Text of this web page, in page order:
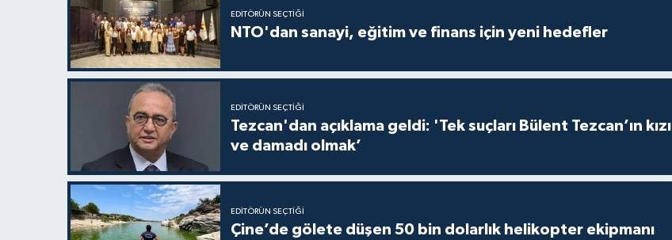
EDITÖRÜN SEÇTIĞI
NTO'dan sanayi, eğitim ve finans için yeni hedefler
EDITÖRÜN SEÇTIĞI
Tezcan'dan açıklama geldi: 'Tek suçları Bülent Tezcan’ın kızı
ve damadı olmak’
EDITÖRÜN SEÇTIĞI
Çine’de gölete düşen 50 bin dolarlık helikopter ekipmanı